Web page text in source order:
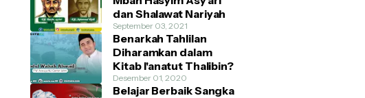
dan Shalawat Nariyah
September 03, 2021
Benarkah Tahlilan
Diharamkan dalam
Kitab I'anatut Thalibin?
Desember 01, 2020
Belajar Berbaik Sangka